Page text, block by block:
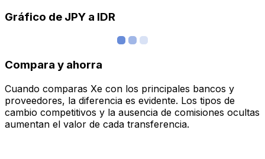
Gráfico de JPY a IDR
Compara y ahorra
Cuando comparas Xe con los principales bancos y
proveedores, la diferencia es evidente. Los tipos de
cambio competitivos y la ausencia de comisiones ocultas
aumentan el valor de cada transferencia.